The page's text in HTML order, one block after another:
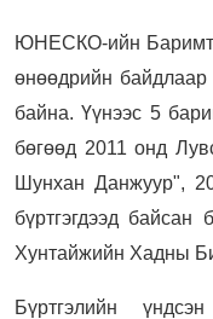
ЮНЕСКО-ийн
өнөөдрийн байдлаар
байна. Үүнээс 5
бөгөөд 2011 онд
Шунхан Данжуур",
бүртгэгдээд
Хунтайжийн Хадны
Бүртгэлийн